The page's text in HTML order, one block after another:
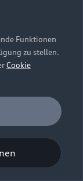
auf dieser
Funktionen
zu stellen.
Cookie
B.